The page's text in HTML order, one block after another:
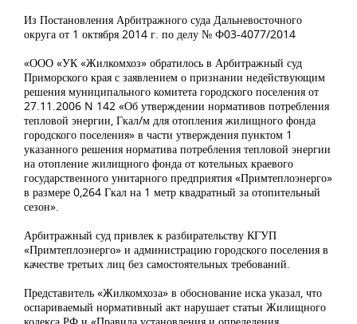
Из Постановления Арбитражного суда Дальневосточного
округа от 1 октября 2014 г. по делу № Ф03-4077/2014
«ООО «УК «Жилкомхоз» обратилось в Арбитражный суд
Приморского края с заявлением о признании недействующим
решения муниципального комитета городского поселения от
27.11.2006 N 142 «Об утверждении нормативов потребления
тепловой энергии, Гкал/м для отопления жилищного фонда
городского поселения» в части утверждения пунктом 1
указанного решения норматива потребления тепловой энергии
на отопление жилищного фонда от котельных краевого
государственного унитарного предприятия «Примтеплоэнерго»
в размере 0,264 Гкал на 1 метр квадратный за отопительный
сезон».
Арбитражный суд привлек к разбирательству КГУП
«Примтеплоэнерго» и администрацию городского поселения в
качестве третьих лиц без самостоятельных требований.
Представитель «Жилкомхоза» в обоснование иска указал, что
оспариваемый нормативный акт нарушает статьи Жилищного